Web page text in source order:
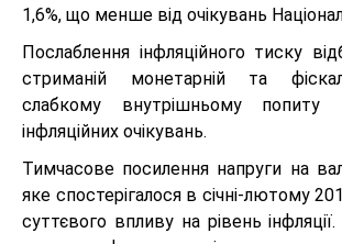
1,6%, що менше від очікувань
Послаблення інфляційного тиску
стриманій монетарній та
слабкому внутрішньому попиту
інфляційних очікувань.
Тимчасове посилення напруги на
яке спостерігалося в січні-лютому
суттєвого впливу на рівень